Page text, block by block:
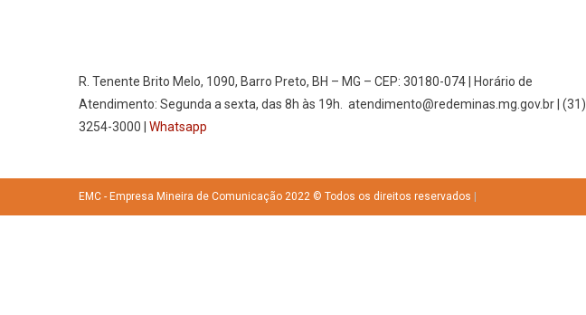
R. Tenente Brito Melo, 1090, Barro Preto, BH – MG – CEP: 30180-074 | Horário de
Atendimento: Segunda a sexta, das 8h às 19h. atendimento@redeminas.mg.gov.br | (31)
3254-3000 |Whatsapp
EMC - Empresa Mineira de Comunicação 2022 © Todos os direitos reservados